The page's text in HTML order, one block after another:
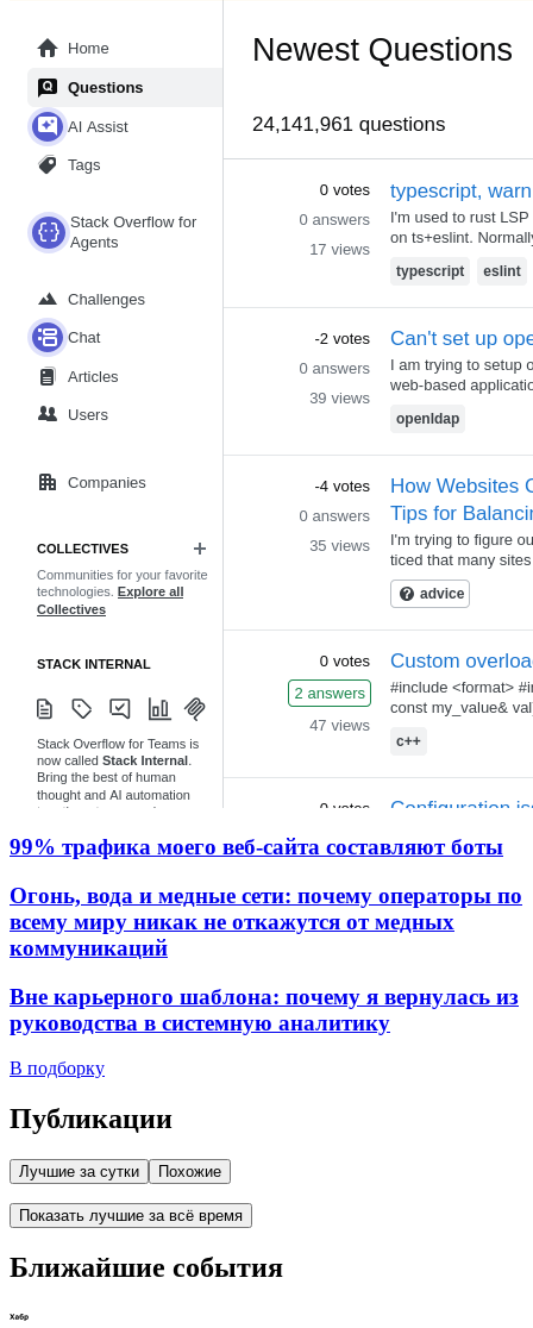
99% трафика моего веб‑сайта составляют боты
Огонь, вода и медные сети: почему операторы по
всему миру никак не откажутся от медных
коммуникаций
Вне карьерного шаблона: почему я вернулась из
руководства в системную аналитику
В подборку
Публикации
Лучшие за сутки Похожие
Показать лучшие за всё время
Ближайшие события